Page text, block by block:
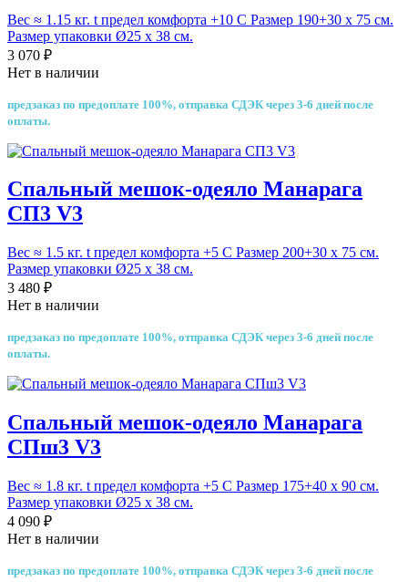
Вес ≈ 1.15 кг. t предел комфорта +10 С Размер 190+30 х 75 см.
Размер упаковки Ø25 х 38 см.
3 070 ₽
Нет в наличии
предзаказ по предоплате 100%, отправка СДЭК через 3-6 дней после
оплаты.
Спальный мешок-одеяло Манарага
СП3 V3
Вес ≈ 1.5 кг. t предел комфорта +5 С Размер 200+30 х 75 см.
Размер упаковки Ø25 х 38 см.
3 480 ₽
Нет в наличии
предзаказ по предоплате 100%, отправка СДЭК через 3-6 дней после
оплаты.
Спальный мешок-одеяло Манарага
СПш3 V3
Вес ≈ 1.8 кг. t предел комфорта +5 С Размер 175+40 х 90 см.
Размер упаковки Ø25 х 38 см.
4 090 ₽
Нет в наличии
предзаказ по предоплате 100%, отправка СДЭК через 3-6 дней после